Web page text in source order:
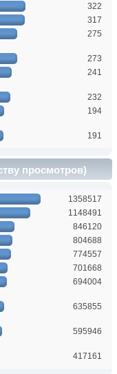
322
317
275
273
241
232
194
191
просмотров)
1358517
1148491
846120
804688
774557
701668
694004
635855
595946
417161